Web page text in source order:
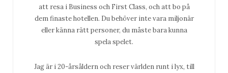
att resa i Business och First Class, och att bo på
dem finaste hotellen. Du behöver inte vara miljonär
eller känna rätt personer, du måste bara kunna
spela spelet.
Jag är i 20-årsåldern och reser världen runt i lyx, till